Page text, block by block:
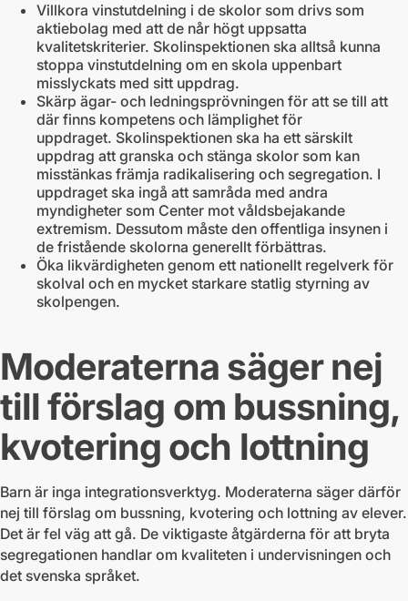
Villkora vinstutdelning i de skolor som drivs som
aktiebolag med att de når högt uppsatta
kvalitetskriterier. Skolinspektionen ska alltså kunna
stoppa vinstutdelning om en skola uppenbart
misslyckats med sitt uppdrag.
Skärp ägar- och ledningsprövningen för att se till att
där finns kompetens och lämplighet för
uppdraget. Skolinspektionen ska ha ett särskilt
uppdrag att granska och stänga skolor som kan
misstänkas främja radikalisering och segregation. I
uppdraget ska ingå att samråda med andra
myndigheter som Center mot våldsbejakande
extremism. Dessutom måste den offentliga insynen i
de fristående skolorna generellt förbättras.
Öka likvärdigheten genom ett nationellt regelverk för
skolval och en mycket starkare statlig styrning av
skolpengen.
Moderaterna säger nej
till förslag om bussning,
kvotering och lottning
Barn är inga integrationsverktyg. Moderaterna säger därför
nej till förslag om bussning, kvotering och lottning av elever.
Det är fel väg att gå. De viktigaste åtgärderna för att bryta
segregationen handlar om kvaliteten i undervisningen och
det svenska språket.